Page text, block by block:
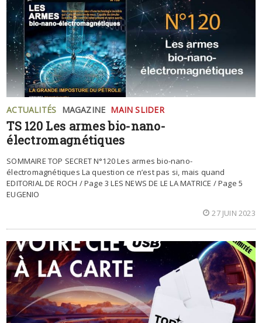
ACTUALITÉS MAGAZINE MAIN SLIDER
TS 120 Les armes bio-nano-
électromagnétiques
SOMMAIRE TOP SECRET N°120 Les armes bio-nano-
électromagnétiques La question ce n’est pas si, mais quand
EDITORIAL DE ROCH / Page 3 LES NEWS DE LE LA MATRICE / Page 5
EUGENIO
27 JUIN 2023